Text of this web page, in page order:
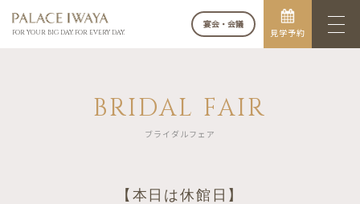
FOR YOUR BIG DAY. FOR EVERY DAY.
宴会・会議
見学予約
BRIDAL FAIR
ブライダルフェア
【本日は休館日】